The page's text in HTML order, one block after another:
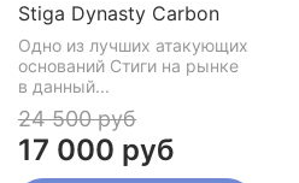
Stiga Dynasty Carbon
Одно из лучших атакующих
оснований Стиги на рынке
в данный...
24 500 руб
17 000 руб